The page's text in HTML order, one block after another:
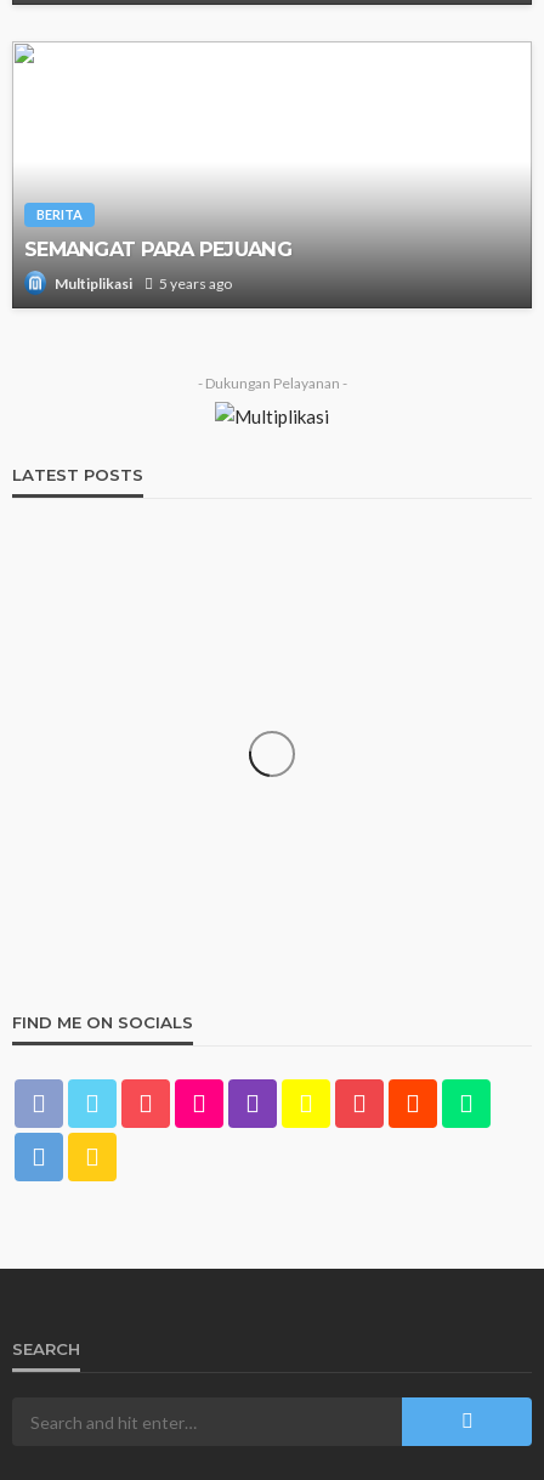
BERITA
SEMANGAT PARA PEJUANG
Multiplikasi 5 years ago
- Dukungan Pelayanan -
LATEST POSTS
UNCATEGORIZED
Vodka онлайн казино – безопасность и
FIND ME ON SOCIALS
SEARCH